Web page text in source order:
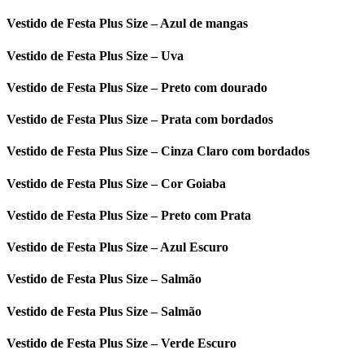
Vestido de Festa Plus Size – Azul de mangas
Vestido de Festa Plus Size – Uva
Vestido de Festa Plus Size – Preto com dourado
Vestido de Festa Plus Size – Prata com bordados
Vestido de Festa Plus Size – Cinza Claro com bordados
Vestido de Festa Plus Size – Cor Goiaba
Vestido de Festa Plus Size – Preto com Prata
Vestido de Festa Plus Size – Azul Escuro
Vestido de Festa Plus Size – Salmão
Vestido de Festa Plus Size – Salmão
Vestido de Festa Plus Size – Verde Escuro